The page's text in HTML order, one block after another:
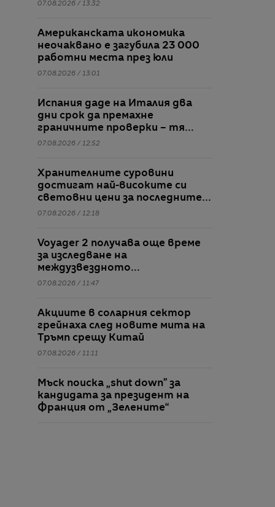
07.08.2026 / 13:32
Американската икономика
неочаквано е загубила 23 000
работни места през юли
07.08.2026 / 13:01
Испания даде на Италия два
дни срок да премахне
граничните проверки – тя
отказва
07.08.2026 / 12:52
Хранителните суровини
достигат най-високите си
световни цени за последните 3
години
07.08.2026 / 12:18
Voyager 2 получава още време
за изследване на
междузвездното
пространство
07.08.2026 / 11:47
Акциите в соларния сектор
грейнаха след новите мита на
Тръмп срещу Китай
07.08.2026 / 11:11
Мъск поиска „shut down” за
кандидата за президент на
Франция от „Зелените“